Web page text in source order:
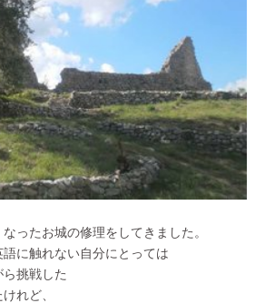
ったお城の修理をしてきました。
に触れない自分にとっては
挑戦した
れど、